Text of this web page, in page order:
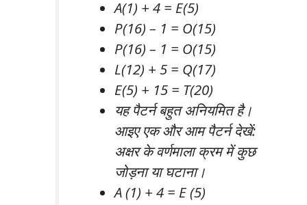
A(1) + 4 = E(5)
P(16) – 1 = O(15)
P(16) – 1 = O(15)
L(12) + 5 = Q(17)
E(5) + 15 = T(20)
यह पैटर्न बहुत अनियमित है।
आइए एक और आम पैटर्न देखें:
अक्षर के वर्णमाला क्रम में कुछ
जोड़ना या घटाना।
A (1) + 4 = E (5)